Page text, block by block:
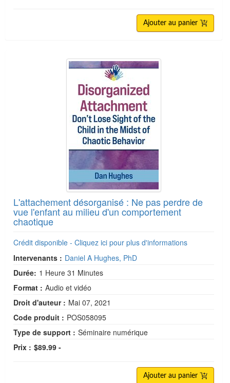
Ajouter au panier
L'attachement désorganisé : Ne pas perdre de
vue l'enfant au milieu d'un comportement
chaotique
Crédit disponible - Cliquez ici pour plus d'informations
Intervenants : Daniel A Hughes, PhD
Durée: 1 Heure 31 Minutes
Format : Audio et vidéo
Droit d'auteur : Mai 07, 2021
Code produit : POS058095
Type de support : Séminaire numérique
Prix : $89.99 -
Ajouter au panier